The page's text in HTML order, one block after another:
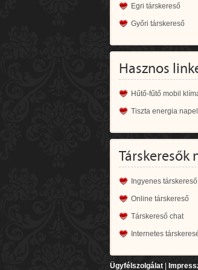
Egri társkereső
Győri társkereső
Hasznos
Hűtő-fűtő mobil
Tiszta energia
Társkeresők
Ingyenes társkereső
Online társkereső
Társkereső chat
Internetes
Ügyfélszolgálat